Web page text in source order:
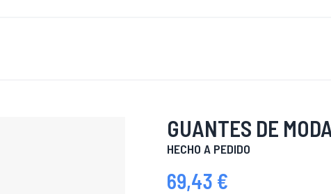
GUANTES DE
HECHO A PEDIDO
69,43 €